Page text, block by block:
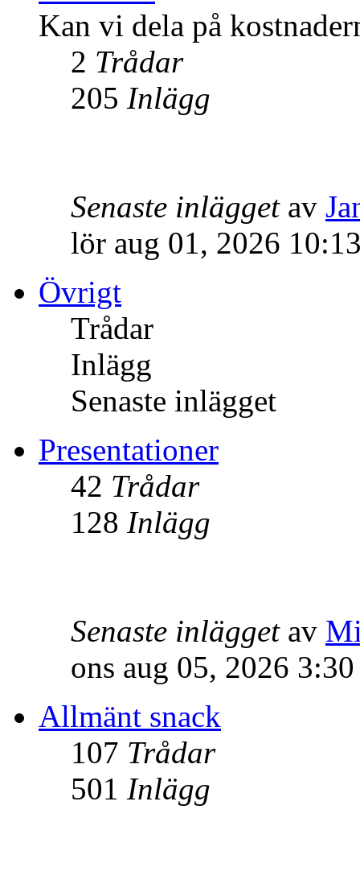
Kan vi dela på
2 Trådar
205 Inlägg
Senaste inläggetav
lör aug 01, 2026
Övrigt
Trådar
Inlägg
Senaste inlägget
Presentationer
42 Trådar
128 Inlägg
Senaste inläggetav
ons aug 05, 2026
Allmänt snack
107 Trådar
501 Inlägg